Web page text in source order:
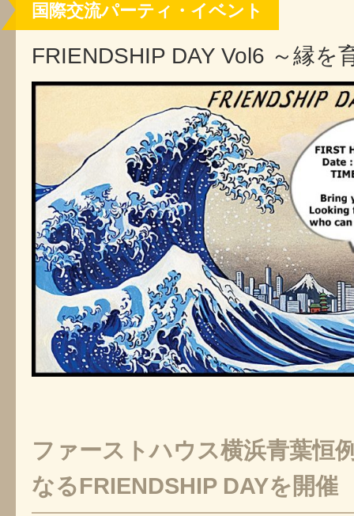
国際交流パーティ・イベント
FRIENDSHIP DAY Vol6 ～縁を
ファーストハウス横浜青葉恒
なるFRIENDSHIP DAYを開催